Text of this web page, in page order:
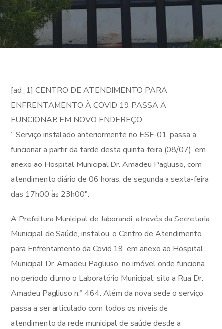
[ad_1] CENTRO DE ATENDIMENTO PARA
ENFRENTAMENTO À COVID 19 PASSA A
FUNCIONAR EM NOVO ENDEREÇO
” Serviço instalado anteriormente no ESF-01, passa a
funcionar a partir da tarde desta quinta-feira (08/07), em
anexo ao Hospital Municipal Dr. Amadeu Pagliuso, com
atendimento diário de 06 horas, de segunda a sexta-feira
das 17h00 às 23h00″.
A Prefeitura Municipal de Jaborandi, através da Secretaria
Municipal de Saúde, instalou, o Centro de Atendimento
para Enfrentamento da Covid 19, em anexo ao Hospital
Municipal Dr. Amadeu Pagliuso, no imóvel onde funciona
no período diurno o Laboratório Municipal, sito a Rua Dr.
Amadeu Pagliuso n.° 464. Além da nova sede o serviço
passa a ser articulado com todos os níveis de
atendimento da rede municipal de saúde desde a